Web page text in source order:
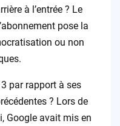
à l’entrée ? Le
pose la
ou non
par rapport à ses
? Lors de
Google avait mis en